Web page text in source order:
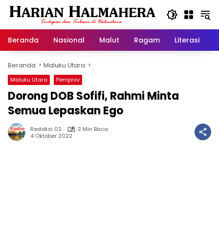
Langsung
Beranda
Nasional Malut Ragam Literasi
Beranda Maluku Utara
Maluku Utara Pemprov
Dorong DOB Sofifi, Rahmi Minta
Semua Lepaskan Ego
Redaksi 02
2 Min Baca
4 Oktober 2022